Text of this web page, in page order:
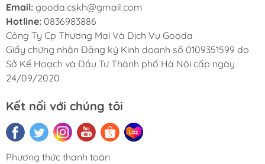
Email: gooda.cskh@gmail.com
Hotline: 0836983886
Công Ty Cp Thương Mại Và Dịch Vụ Gooda
Giấy chứng nhận Đăng ký Kinh doanh số 0109351599 do
Sở Kế Hoạch và Đầu Tư Thành phố Hà Nội cấp ngày
24/09/2020
Kết nối với chúng tôi
Phương thức thanh toán